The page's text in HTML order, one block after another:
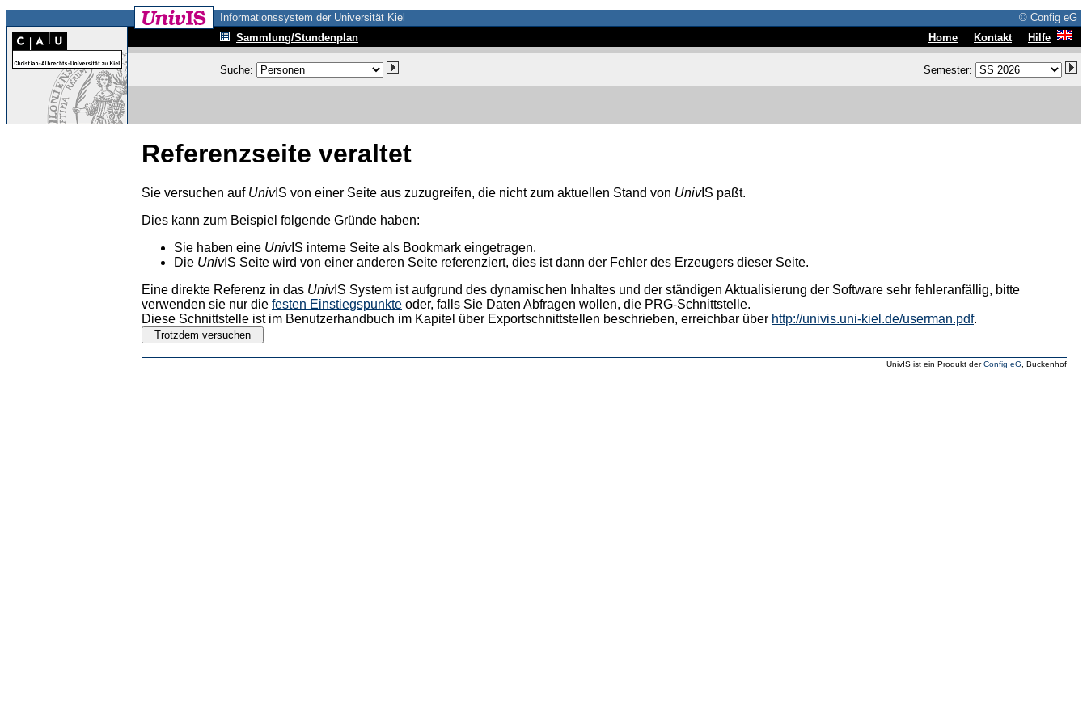
Informationssystem der Universität Kiel
© Config eG
Sammlung/Stundenplan
Home Kontakt Hilfe
Suche: Semester:
Referenzseite veraltet
Sie versuchen auf UnivIS von einer Seite aus zuzugreifen, die nicht zum aktuellen Stand von UnivIS paßt.
Dies kann zum Beispiel folgende Gründe haben:
Sie haben eine UnivIS interne Seite als Bookmark eingetragen.
Die UnivIS Seite wird von einer anderen Seite referenziert, dies ist dann der Fehler des Erzeugers dieser Seite.
Eine direkte Referenz in das UnivIS System ist aufgrund des dynamischen Inhaltes und der ständigen Aktualisierung der Software sehr fehleranfällig, bitte
verwenden sie nur die festen Einstiegspunkte oder, falls Sie Daten Abfragen wollen, die PRG-Schnittstelle.
Diese Schnittstelle ist im Benutzerhandbuch im Kapitel über Exportschnittstellen beschrieben, erreichbar über http://univis.uni-kiel.de/userman.pdf.
UnivIS ist ein Produkt derConfig eG , Buckenhof